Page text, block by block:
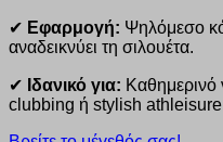
✔ Εφαρμογή: Ψηλόμεσο
αναδεικνύει τη σιλουέτα.
✔ Ιδανικό για: Καθημερινό
clubbing ή stylish